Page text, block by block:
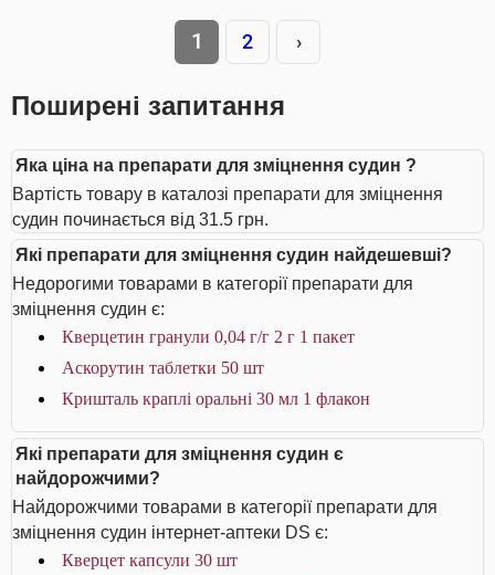
1 2 ›
Поширені запитання
Яка ціна на препарати для зміцнення судин ?
Вартість товару в каталозі препарати для зміцнення
судин починається від 31.5 грн.
Які препарати для зміцнення судин найдешевші?
Недорогими товарами в категорії препарати для
зміцнення судин є:
Кверцетин гранули 0,04 г/г 2 г 1 пакет
Аскорутин таблетки 50 шт
Кришталь краплі оральні 30 мл 1 флакон
Які препарати для зміцнення судин є
найдорожчими?
Найдорожчими товарами в категорії препарати для
зміцнення судин інтернет-аптеки DS є:
Кверцет капсули 30 шт